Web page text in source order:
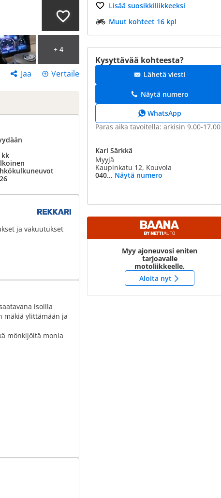
+ 4
Jaa Vertaile
kk
ja vakuutukset
isoilla
mäkiä ylittämään ja
mönkijöitä monia
Lisää suosikkiliikkeeksi
Muut kohteet 16 kpl
Kysyttävää kohteesta?
Lähetä viesti
Näytä numero
WhatsApp
Paras aika tavoitella: arkisin 9.00-17.00
Kari Särkkä
Myyjä
Kaupinkatu 12, Kouvola
040... Näytä numero
Myy ajoneuvosi eniten
tarjoavalle
motoliikkeelle.
Aloita nyt